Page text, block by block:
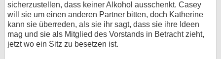
sicherzustellen, dass keiner Alkohol ausschenkt. Casey
will sie um einen anderen Partner bitten, doch Katherine
kann sie überreden, als sie ihr sagt, dass sie ihre Ideen
mag und sie als Mitglied des Vorstands in Betracht zieht,
jetzt wo ein Sitz zu besetzen ist.